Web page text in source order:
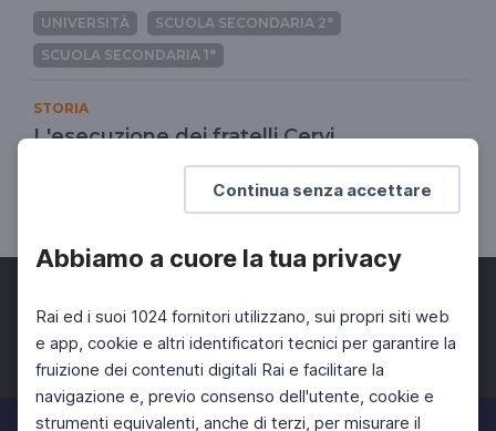
Continua senza accettare
Abbiamo a cuore la tua privacy
Rai ed i suoi 1024 fornitori utilizzano, sui propri siti web
e app, cookie e altri identificatori tecnici per garantire la
fruizione dei contenuti digitali Rai e facilitare la
navigazione e, previo consenso dell'utente, cookie e
strumenti equivalenti, anche di terzi, per misurare il
UNIVERSITÀ
SCUOLA SECONDARIA 2°
SCUOLA SECONDARIA 1°
STORIA
L'esecuzione dei fratelli Cervi
28 dicembre 1943
SCUOLA SECONDARIA 2°
Facebook Twitter Instagram